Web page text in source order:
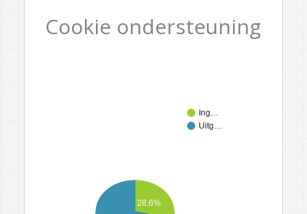
Cookie ondersteuning
Ing…
Uitg…
28.6%